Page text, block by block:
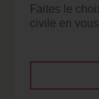
Faites le
civile en